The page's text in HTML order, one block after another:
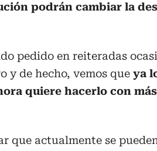
podrán cambiar la
pedido en reiteradas
y de hecho, vemos que ya
quiere hacerlo con más
que actualmente se